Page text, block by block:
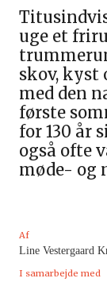
uge et
skov, kyst
med den
første
for 130 år
også ofte
møde- og
Af
Line Vestergaard
I samarbejde med